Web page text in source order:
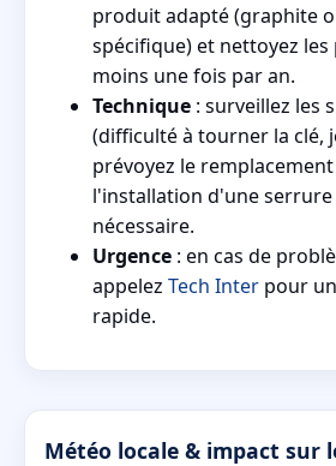
produit adapté (graphite
spécifique) et nettoyez les
moins une fois par an.
Technique : surveillez les
(difficulté à tourner la clé,
prévoyez le
l'installation d'une
nécessaire.
Urgence : en cas de
appelez Tech Inter pour
rapide.
Météo locale & impact sur